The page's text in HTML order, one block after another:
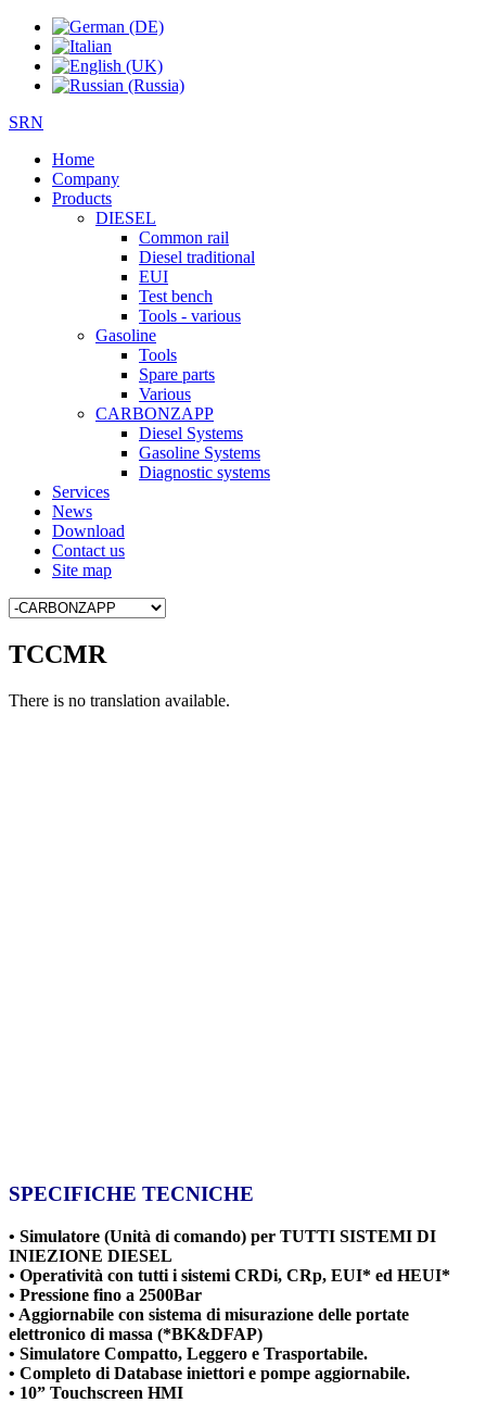
SRN
Home
Company
Products
DIESEL
Common rail
Diesel traditional
EUI
Test bench
Tools - various
Gasoline
Tools
Spare parts
Various
CARBONZAPP
Diesel Systems
Gasoline Systems
Diagnostic systems
Services
News
Download
Contact us
Site map
TCCMR
There is no translation available.
SPECIFICHE TECNICHE
• Simulatore (Unità di comando) per TUTTI SISTEMI DI
INIEZIONE DIESEL
• Operatività con tutti i sistemi CRDi, CRp, EUI* ed HEUI*
• Pressione fino a 2500Bar
• Aggiornabile con sistema di misurazione delle portate
elettronico di massa (*BK&DFAP)
• Simulatore Compatto, Leggero e Trasportabile.
• Completo di Database iniettori e pompe aggiornabile.
• 10” Touchscreen HMI